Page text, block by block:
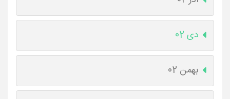
دی 02
بهمن 02